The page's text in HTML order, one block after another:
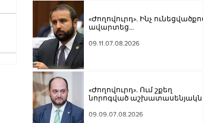
«Ժողովուրդ». Ինչ ունեցվածքով
ավարտեց
գործունեությունը Հայկ
09.11.07.08.2026
«Ժողովուրդ». Ում շքեղ
նորոգված աշխատասենյակն է
Հարությունյանին
09.09.07.08.2026